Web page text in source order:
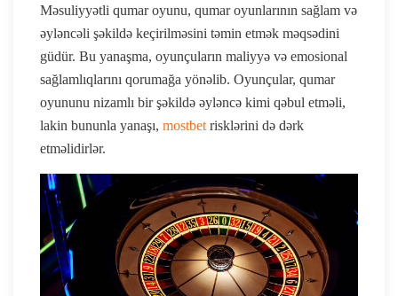
Məsuliyyətli qumar oyunu, qumar oyunlarının sağlam və
əyləncəli şəkildə keçirilməsini təmin etmək məqsədini
güdür. Bu yanaşma, oyunçuların maliyyə və emosional
sağlamlıqlarını qorumağa yönəlib. Oyunçular, qumar
oyununu nizamlı bir şəkildə əyləncə kimi qəbul etməli,
lakin bununla yanaşı, mostbet risklərini də dərk
etməlidirlər.